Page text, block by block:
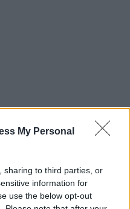
My Personal
sharing to third parties, or
information for
use the below opt-out